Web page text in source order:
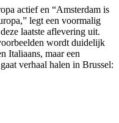
actief en “Amsterdam is
legt een voormalig
laatste aflevering uit.
wordt duidelijk
Italiaans, maar een
verhaal halen in Brussel: